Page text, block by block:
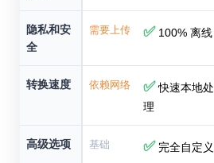
隐私和安
全
需要上传 ✅100% 离线
转换速度 依赖网络 ✅快速本地处
理
高级选项 基础 ✅完全自定义